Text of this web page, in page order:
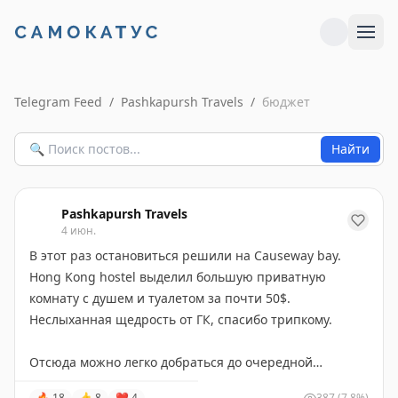
Telegram Feed / Pashkapursh Travels / бюджет
Найти
Pashkapursh Travels
4 июн.
В этот раз остановиться решили на Causeway bay.
Hong Kong hostel выделил большую приватную
комнату с душем и туалетом за почти 50$.
Неслыханная щедрость от ГК, спасибо трипкому.
Отсюда можно легко добраться до очередной